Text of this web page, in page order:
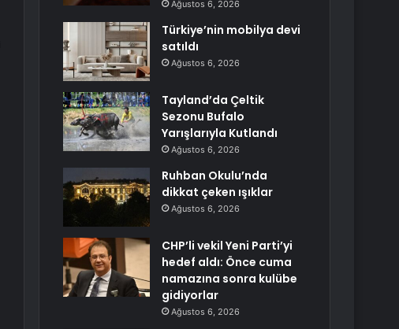
Ağustos 6, 2026
Türkiye’nin mobilya devi
satıldı
Ağustos 6, 2026
Tayland’da Çeltik
Sezonu Bufalo
Yarışlarıyla Kutlandı
Ağustos 6, 2026
Ruhban Okulu’nda
dikkat çeken ışıklar
Ağustos 6, 2026
CHP’li vekil Yeni Parti’yi
hedef aldı: Önce cuma
namazına sonra kulübe
gidiyorlar
Ağustos 6, 2026